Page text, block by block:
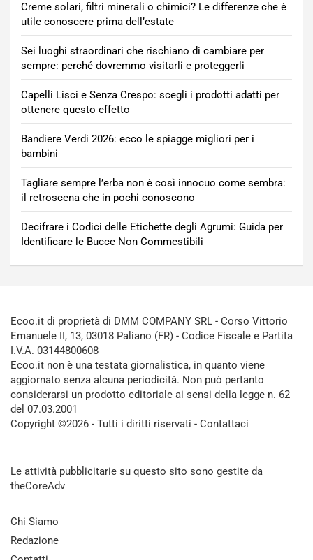
Creme solari, filtri minerali o chimici? Le differenze che è
utile conoscere prima dell’estate
Sei luoghi straordinari che rischiano di cambiare per
sempre: perché dovremmo visitarli e proteggerli
Capelli Lisci e Senza Crespo: scegli i prodotti adatti per
ottenere questo effetto
Bandiere Verdi 2026: ecco le spiagge migliori per i
bambini
Tagliare sempre l’erba non è così innocuo come sembra:
il retroscena che in pochi conoscono
Decifrare i Codici delle Etichette degli Agrumi: Guida per
Identificare le Bucce Non Commestibili
Ecoo.it di proprietà di DMM COMPANY SRL - Corso Vittorio
Emanuele II, 13, 03018 Paliano (FR) - Codice Fiscale e Partita
I.V.A. 03144800608
Ecoo.it non è una testata giornalistica, in quanto viene
aggiornato senza alcuna periodicità. Non può pertanto
considerarsi un prodotto editoriale ai sensi della legge n. 62
del 07.03.2001
Copyright ©2026 - Tutti i diritti riservati - Contattaci
Le attività pubblicitarie su questo sito sono gestite da
theCoreAdv
Chi Siamo
Redazione